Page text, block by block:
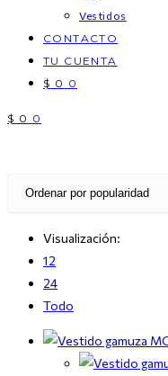
Vestidos
CONTACTO
TU CUENTA
$ 0 0
$ 0 0
Visualización:
12
24
Todo